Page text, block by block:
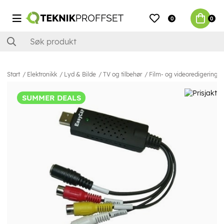
0 0
Start Elektronikk Lyd & Bilde TV og tilbehør Film- og videoredigering
SUMMER DEALS